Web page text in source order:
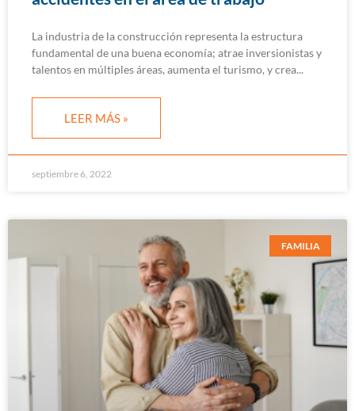
La industria de la construcción representa la estructura
fundamental de una buena economía; atrae inversionistas y
talentos en múltiples áreas, aumenta el turismo, y crea
LEER MÁS »
septiembre 6, 2022
FAMILIA